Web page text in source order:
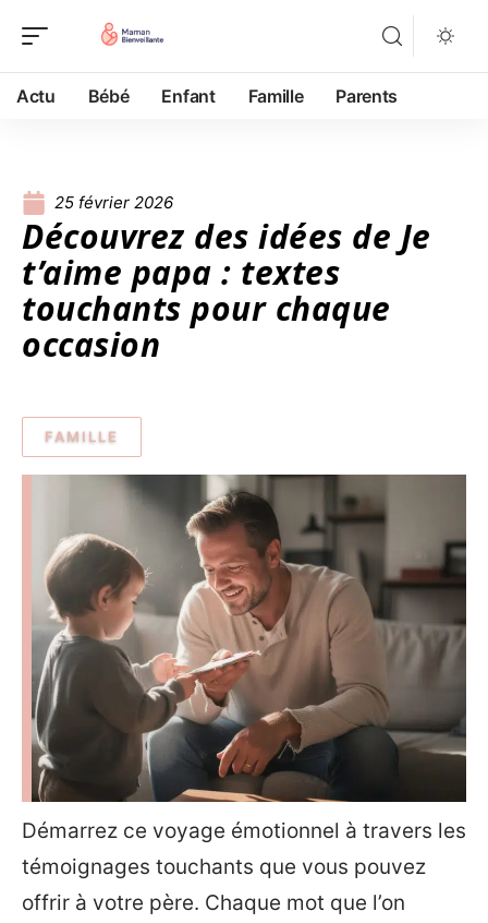
Actu Bébé Enfant Famille Parents
25 février 2026
Découvrez des idées de Je
t’aime papa : textes
touchants pour chaque
occasion
FAMILLE
Démarrez ce voyage émotionnel à travers les
témoignages touchants que vous pouvez
offrir à votre père. Chaque mot que l’on